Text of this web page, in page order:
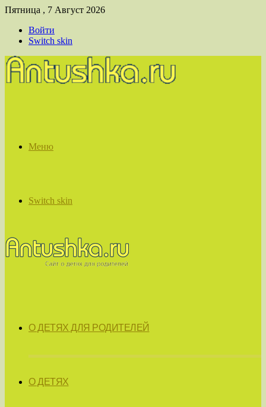
Пятница , 7 Август 2026
Войти
Switch skin
Меню
Switch skin
О ДЕТЯХ ДЛЯ РОДИТЕЛЕЙ
О ДЕТЯХ